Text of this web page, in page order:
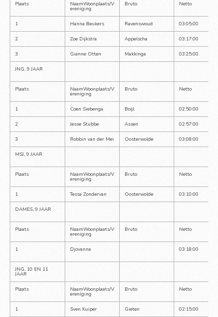
Plaats NaamWoonplaats/V
ereniging
Bruto Netto
1 Hanna Beukers Ravenswoud 03:05:00
2 Zoe Dijkstra Appelscha 03:17:00
3 Gianne Otten Makkinga 03:25:00
JNG, 9 JAAR
Plaats NaamWoonplaats/V
ereniging
Bruto Netto
1 Coen Siebenga Boijl 02:50:00
2 Jesse Stubbe Assen 02:57:00
3 Robbin van der Mei Oosterwolde 03:08:00
MSJ, 9 JAAR
Plaats NaamWoonplaats/V
ereniging
Bruto Netto
1 Tessa Zondervan Oosterwolde 03:10:00
DAMES, 9 JAAR
Plaats NaamWoonplaats/V
ereniging
Bruto Netto
1 Djovanna 03:18:00
JNG, 10 EN 11
JAAR
Plaats NaamWoonplaats/V
ereniging
Bruto Netto
1 Sven Kuiper Gieten 02:15:00